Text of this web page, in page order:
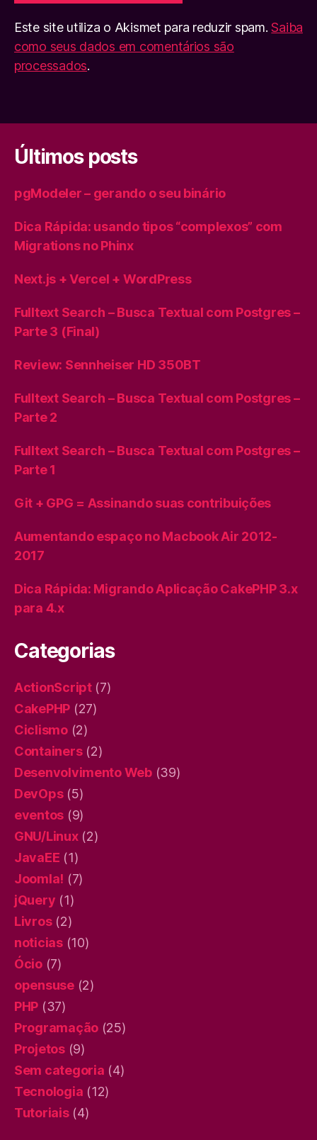
Este site utiliza o Akismet para reduzir spam.Saiba
como seus dados em comentários são
processados.
Últimos posts
pgModeler – gerando o seu binário
Dica Rápida: usando tipos “complexos” com
Migrations no Phinx
Next.js + Vercel + WordPress
Fulltext Search – Busca Textual com Postgres –
Parte 3 (Final)
Review: Sennheiser HD 350BT
Fulltext Search – Busca Textual com Postgres –
Parte 2
Fulltext Search – Busca Textual com Postgres –
Parte 1
Git + GPG = Assinando suas contribuições
Aumentando espaço no Macbook Air 2012-
2017
Dica Rápida: Migrando Aplicação CakePHP 3.x
para 4.x
Categorias
ActionScript(7)
CakePHP (27)
Ciclismo(2)
Containers(2)
Desenvolvimento Web(39)
DevOps(5)
eventos (9)
GNU/Linux(2)
JavaEE (1)
Joomla! (7)
jQuery (1)
Livros(2)
noticias(10)
Ócio(7)
opensuse(2)
PHP (37)
Programação (25)
Projetos(9)
Sem categoria (4)
Tecnologia (12)
Tutoriais(4)